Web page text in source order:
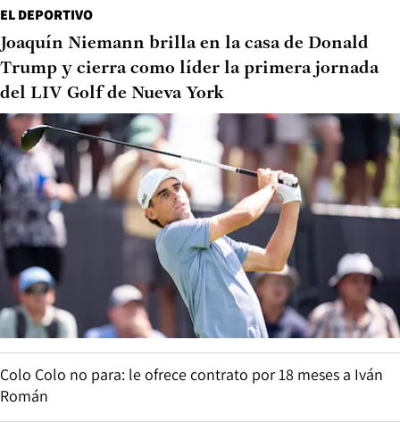
EL DEPORTIVO
Joaquín Niemann brilla en la casa de Donald
Trump y cierra como líder la primera jornada
del LIV Golf de Nueva York
Colo Colo no para: le ofrece contrato por 18 meses a Iván
Román